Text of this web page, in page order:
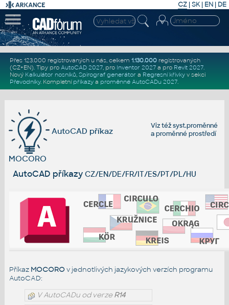
CZ | SK| EN | DE
Přes 123.000 registrovaných u nás, celkem 1.130.000registrovaných
(CZ+EN). Tipy pro AutoCAD 2027, pro Inventor 2027a pro Revit 2027.
Nový Kalkulátor nosníků, Spirograf generátor a Regresní křivkyv sekci
Převodníky. Kompletní příkazya proměnné AutoCADu 2027.
Viz téžsyst.proměnné
aproměnné prostředí
AutoCAD příkaz
MOCORO
AutoCAD příkazy CZ/EN/DE/FR/IT/ES/PT/PL/HU
Příkaz MOCOROv jednotlivých jazykových verzích programu
AutoCAD:
V AutoCADu od verzeR14